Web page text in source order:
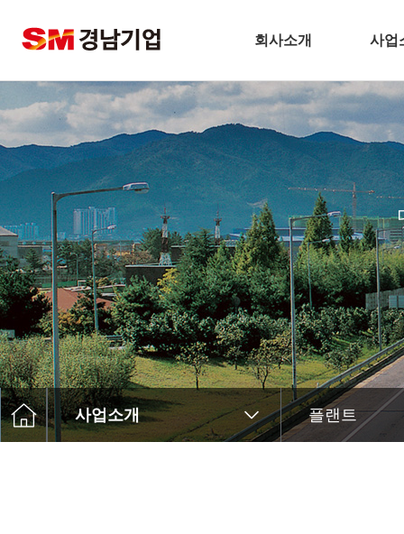
회사소개
기업개요
CEO 인사말
비전
주요연혁
경남기업 네트워크
안전보건방침
기술경영
환경경영
찾아오시는길
사업
주택
토
플
환
해
인테
사업소개 플랜트